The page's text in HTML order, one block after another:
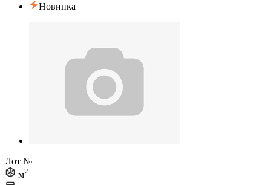
Новинка
Лот №
м2